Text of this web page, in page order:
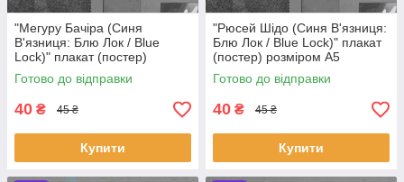
"Мегуру Бачіра (Синя
В'язниця: Блю Лок / Blue
Lock)" плакат (постер)
розміром А5 (14х20см)
Готово до відправки
40 ₴ 45 ₴
Купити
"Рюсей Шідо (Синя В'язниця:
Блю Лок / Blue Lock)" плакат
(постер) розміром А5
(14х20см)
Готово до відправки
40 ₴ 45 ₴
Купити